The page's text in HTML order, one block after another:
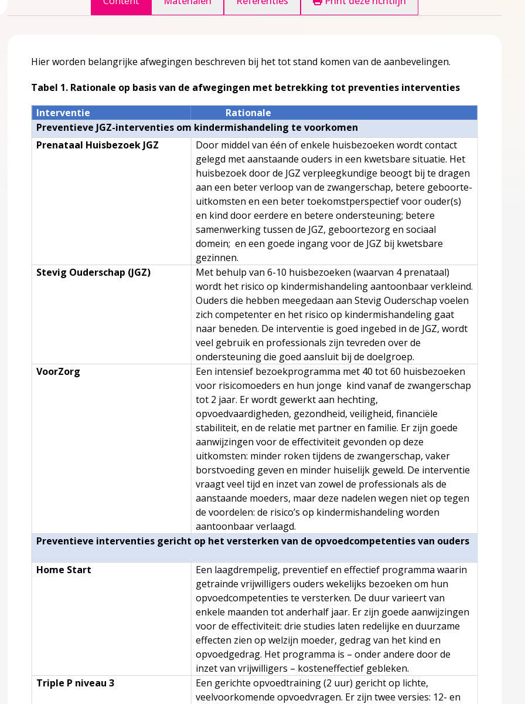
over 1 Definities en achtergrondinformatie
over 1 Definities en achtergrondinformatie
en verschillende vormen van kindermishandeling
komt kindermishandeling voor?
factoren
voor de jeugdige, ouder(s) en gezin
bewijs
van mishandeling
risicofactoren van mishandeling
van kindermishandeling
mishandeling
over 2 Signaleren
Hier worden belangrijke afwegingen beschreven bij het tot stand komen van de aanbevelingen.
Tabel 1. Rationale op basis van de afwegingen met betrekking tot preventies interventies
Interventie
Rationale
Preventieve JGZ-interventies om kindermishandeling te voorkomen
Prenataal Huisbezoek JGZ
Door middel van één of enkele huisbezoeken wordt contact
gelegd met aanstaande ouders in een kwetsbare situatie. Het
huisbezoek door de JGZ verpleegkundige beoogt bij te dragen
aan een beter verloop van de zwangerschap, betere geboorte-
uitkomsten en een beter toekomstperspectief voor ouder(s)
en kind door eerdere en betere ondersteuning; betere
samenwerking tussen de JGZ, geboortezorg en sociaal
domein; en een goede ingang voor de JGZ bij kwetsbare
gezinnen.
Stevig Ouderschap (JGZ)
Met behulp van 6-10 huisbezoeken (waarvan 4 prenataal)
wordt het risico op kindermishandeling aantoonbaar verkleind.
Ouders die hebben meegedaan aan Stevig Ouderschap voelen
zich competenter en het risico op kindermishandeling gaat
naar beneden. De interventie is goed ingebed in de JGZ, wordt
veel gebruik en professionals zijn tevreden over de
ondersteuning die goed aansluit bij de doelgroep.
VoorZorg
Een intensief bezoekprogramma met 40 tot 60 huisbezoeken
voor risicomoeders en hun jonge kind vanaf de zwangerschap
tot 2 jaar. Er wordt gewerkt aan hechting,
opvoedvaardigheden, gezondheid, veiligheid, financiële
stabiliteit, en de relatie met partner en familie. Er zijn goede
aanwijzingen voor de effectiviteit gevonden op deze
uitkomsten: minder roken tijdens de zwangerschap, vaker
borstvoeding geven en minder huiselijk geweld. De interventie
vraagt veel tijd en inzet van zowel de professionals als de
aanstaande moeders, maar deze nadelen wegen niet op tegen
de voordelen: de risico’s op kindermishandeling worden
aantoonbaar verlaagd.
Preventieve interventies gericht op het versterken van de opvoedcompetenties van ouders
Home Start
Een laagdrempelig, preventief en effectief programma waarin
getrainde vrijwilligers ouders wekelijks bezoeken om hun
opvoedcompetenties te versterken. De duur varieert van
enkele maanden tot anderhalf jaar. Er zijn goede aanwijzingen
voor de effectiviteit: drie studies laten redelijke en duurzame
effecten zien op welzijn moeder, gedrag van het kind en
opvoedgedrag. Het programma is – onder andere door de
inzet van vrijwilligers – kosteneffectief gebleken.
Triple P niveau 3
Een gerichte opvoedtraining (2 uur) gericht op lichte,
veelvoorkomende opvoedvragen. Er zijn twee versies: 12- en